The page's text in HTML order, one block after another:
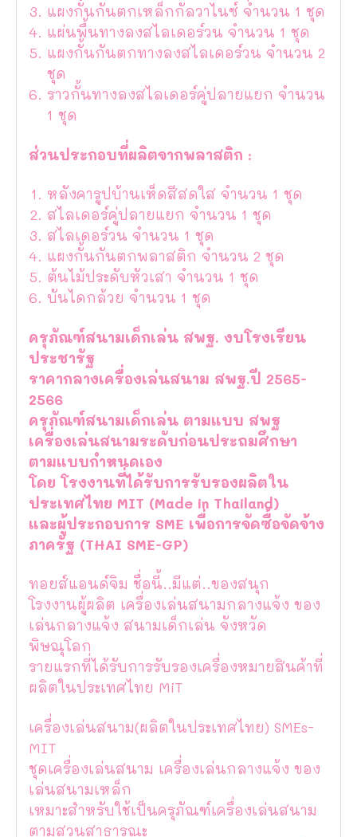
แผงกั้นกันตกเหล็กกัลวาไนซ์ จำนวน 1 ชุด
แผ่นพื้นทางลงสไลเดอร์วน จำนวน 1 ชุด
แผงกั้นกันตกทางลงสไลเดอร์วน จำนวน 2
ชุด
ราวกั้นทางลงสไลเดอร์คู่ปลายแยก จำนวน
1 ชุด
ส่วนประกอบที่ผลิตจากพลาสติก :
หลังคารูปบ้านเห็ดสีสดใส จำนวน 1 ชุด
สไลเดอร์คู่ปลายแยก จำนวน 1 ชุด
สไลเดอร์วน จำนวน 1 ชุด
แผงกั้นกันตกพลาสติก จำนวน 2 ชุด
ต้นไม้ประดับหัวเสา จำนวน 1 ชุด
บันไดกล้วย จำนวน 1 ชุด
ครุภัณฑ์สนามเด็กเล่น สพฐ. งบโรงเรียน
ประชารัฐ
ราคากลางเครื่องเล่นสนาม สพฐ.ปี 2565-
2566
ครุภัณฑ์สนามเด็กเล่น ตามแบบ สพฐ
เครื่องเล่นสนามระดับก่อนประถมศึกษา
ตามแบบกำหนดเอง
โดย โรงงานที่ได้รับการรับรองผลิตใน
ประเทศไทย MIT (Made in Thailand)
และผู้ประกอบการ SME เพื่อการจัดซื้อจัดจ้าง
ภาครัฐ (THAI SME-GP)
ทอยส์แอนด์จิม ชื่อนี้..มีแต่..ของสนุก
โรงงานผู้ผลิต เครื่องเล่นสนามกลางแจ้ง ของ
เล่นกลางแจ้ง สนามเด็กเล่น จังหวัด
พิษณุโลก
รายแรกที่ได้รับการรับรองเครื่องหมายสินค้าที่
ผลิตในประเทศไทย MiT
เครื่องเล่นสนาม(ผลิตในประเทศไทย) SMEs-
MIT
ชุดเครื่องเล่นสนาม เครื่องเล่นกลางแจ้ง ของ
เล่นสนามเหล็ก
เหมาะสำหรับใช้เป็นครุภัณฑ์เครื่องเล่นสนาม
ตามสวนสาธารณะ